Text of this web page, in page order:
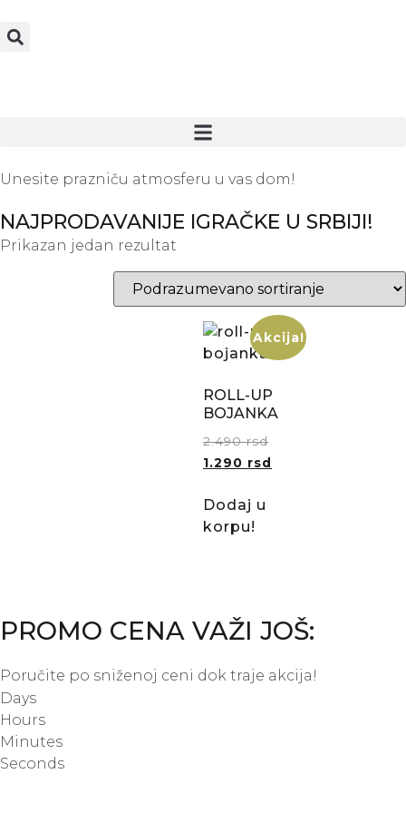
Unesite prazniču atmosferu u vas dom!
NAJPRODAVANIJE IGRAČKE U SRBIJI!
Prikazan jedan rezultat
Akcija!
ROLL-UP
BOJANKA
2.490rsd
1.290 rsd
Dodaj u
korpu!
PROMO CENA VAŽI JOŠ:
Poručite po sniženoj ceni dok traje akcija!
Days
Hours
Minutes
Seconds